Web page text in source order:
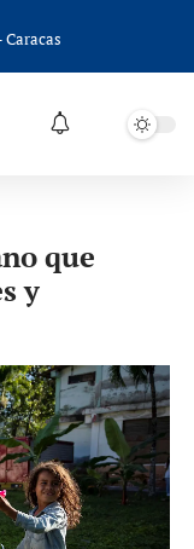
Caracas
que
y